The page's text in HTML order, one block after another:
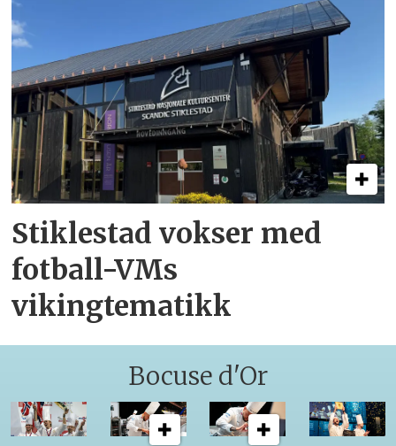
Stiklestad vokser med
fotball-VMs
vikingtematikk
Bocuse d'Or